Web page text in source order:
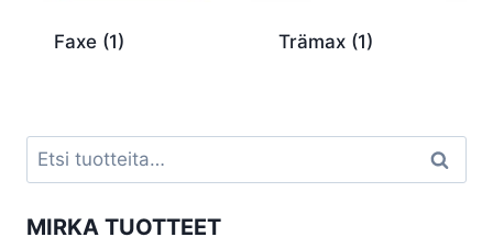
Faxe (1) Trämax (1)
Etsi: Haku
MIRKA TUOTTEET